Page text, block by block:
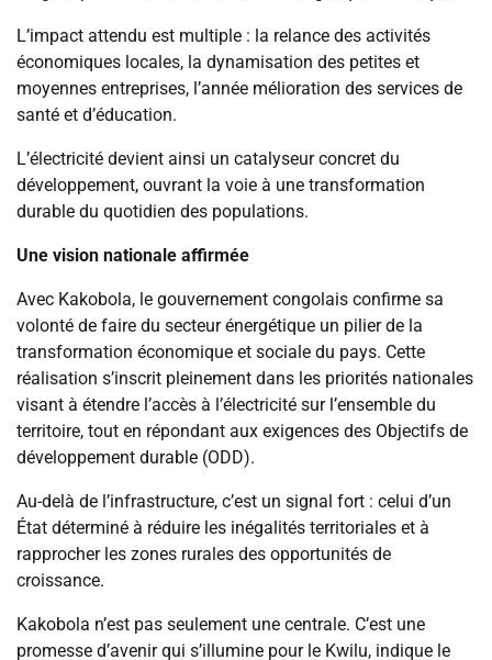
L’impact attendu est multiple : la relance des activités
économiques locales, la dynamisation des petites et
moyennes entreprises, l’année mélioration des services de
santé et d’éducation.
L’électricité devient ainsi un catalyseur concret du
développement, ouvrant la voie à une transformation
durable du quotidien des populations.
Une vision nationale affirmée
Avec Kakobola, le gouvernement congolais confirme sa
volonté de faire du secteur énergétique un pilier de la
transformation économique et sociale du pays. Cette
réalisation s’inscrit pleinement dans les priorités nationales
visant à étendre l’accès à l’électricité sur l’ensemble du
territoire, tout en répondant aux exigences des Objectifs de
développement durable (ODD).
Au-delà de l’infrastructure, c’est un signal fort : celui d’un
État déterminé à réduire les inégalités territoriales et à
rapprocher les zones rurales des opportunités de
croissance.
Kakobola n’est pas seulement une centrale. C’est une
promesse d’avenir qui s’illumine pour le Kwilu, indique le